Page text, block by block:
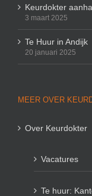
Keurdokter
3 maart 2025
Te Huur in Andijk
20 januari 2025
MEER OVER
Over Keurdokter
Vacatures
Te huur: